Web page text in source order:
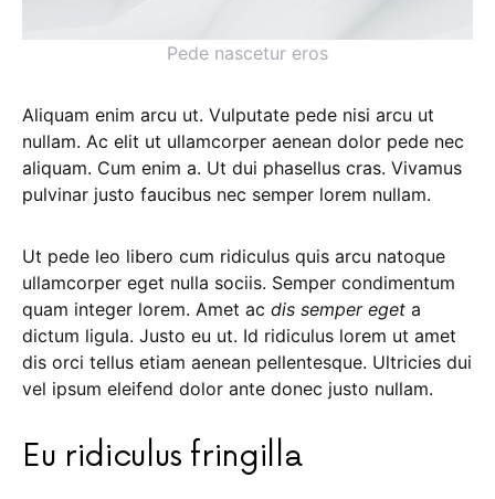
Pede nascetur eros
Aliquam enim arcu ut. Vulputate pede nisi arcu ut
nullam. Ac elit ut ullamcorper aenean dolor pede nec
aliquam. Cum enim a. Ut dui phasellus cras. Vivamus
pulvinar justo faucibus nec semper lorem nullam.
Ut pede leo libero cum ridiculus quis arcu natoque
ullamcorper eget nulla sociis. Semper condimentum
quam integer lorem. Amet ac dis semper eget a
dictum ligula. Justo eu ut. Id ridiculus lorem ut amet
dis orci tellus etiam aenean pellentesque. Ultricies dui
vel ipsum eleifend dolor ante donec justo nullam.
Eu ridiculus fringilla